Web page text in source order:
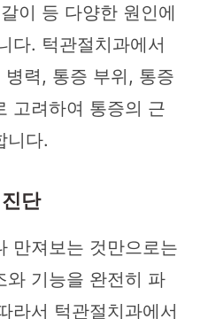
이 등 다양한 원인에
다. 턱관절치과에서
력, 통증 부위, 통증
고려하여 통증의 근
니다.
단
만져보는 것만으로는
와 기능을 완전히 파
라서 턱관절치과에서